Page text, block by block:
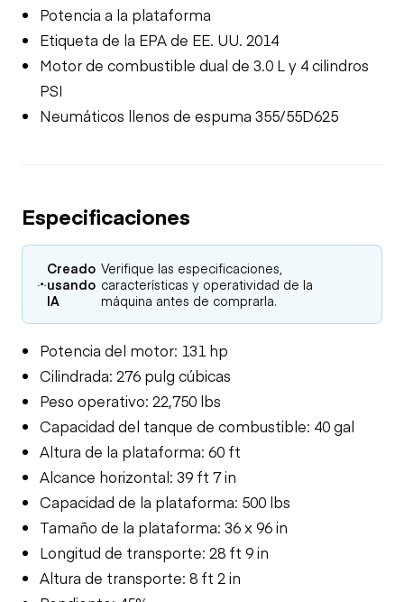
Potencia a la plataforma
Etiqueta de la EPA de EE. UU. 2014
Motor de combustible dual de 3.0 L y 4 cilindros
PSI
Neumáticos llenos de espuma 355/55D625
Especificaciones
Creado
usando
IA
Verifique las especificaciones,
características y operatividad de la
máquina antes de comprarla.
Potencia del motor: 131 hp
Cilindrada: 276 pulg cúbicas
Peso operativo: 22,750 lbs
Capacidad del tanque de combustible: 40 gal
Altura de la plataforma: 60 ft
Alcance horizontal: 39 ft 7 in
Capacidad de la plataforma: 500 lbs
Tamaño de la plataforma: 36 x 96 in
Longitud de transporte: 28 ft 9 in
Altura de transporte: 8 ft 2 in